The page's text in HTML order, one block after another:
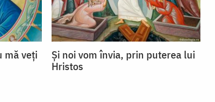
mă veţi
Și noi vom învia, prin puterea lui
Hristos